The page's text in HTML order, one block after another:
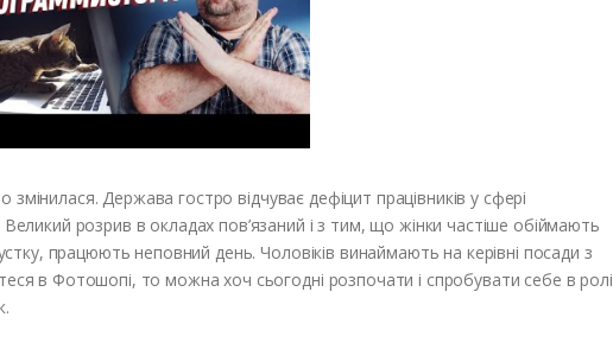
змінилася. Держава гостро відчуває дефіцит працівників у сфері
розрив в окладах пов’язаний і з тим, що жінки частіше обіймають
працюють неповний день. Чоловіків винаймають на керівні посади з
в Фотошопі, то можна хоч сьогодні розпочати і спробувати себе в ролі